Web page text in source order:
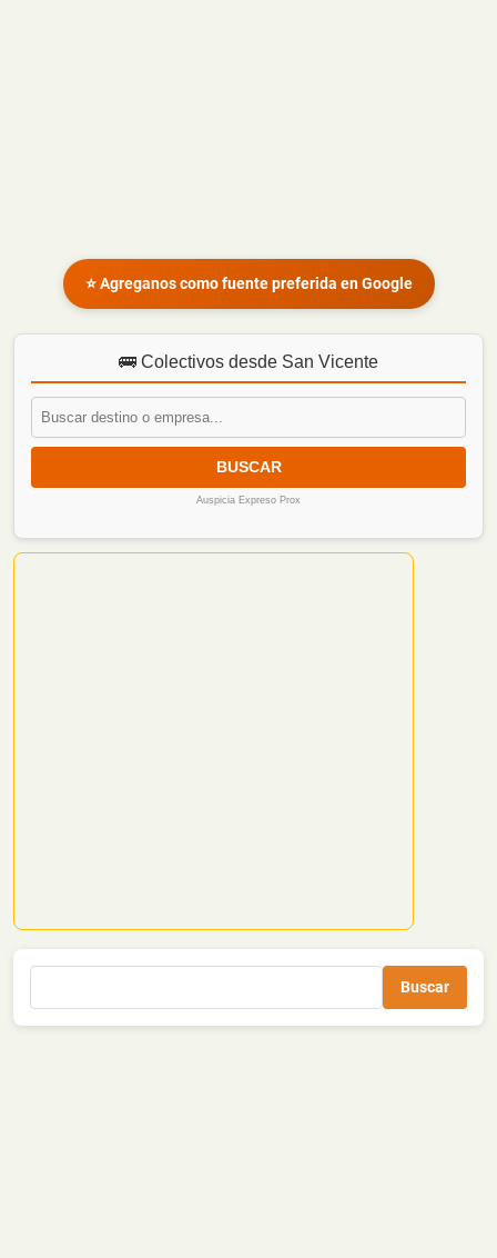
⭐ Agreganos como fuente preferida en Google
🚌 Colectivos desde San Vicente
BUSCAR
Auspicia Expreso Prox
Buscar